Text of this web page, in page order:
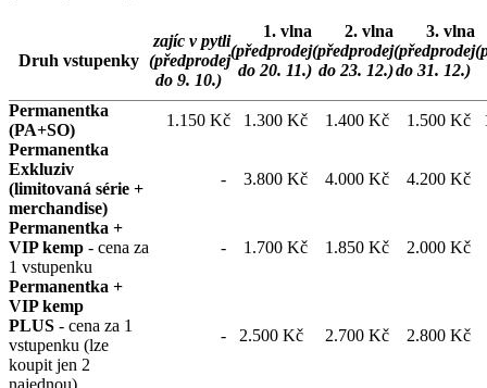
Druh vstupenky
zajíc v pytli
(předprodej
do 9. 10.)
1. vlna
(předprodej
do 20. 11.)
2. vlna
(předprodej
do 23. 12.)
3. vlna
(předprodej
do 31. 12.)
Permanentka
(PA+SO)
1.150 Kč 1.300 Kč 1.400 Kč 1.500 Kč
Permanentka
Exkluziv
(limitovaná série +
merchandise)
- 3.800 Kč 4.000 Kč 4.200 Kč
Permanentka +
VIP kemp - cena za
1 vstupenku
- 1.700 Kč 1.850 Kč 2.000 Kč
Permanentka +
VIP kemp
PLUS - cena za 1
vstupenku (lze
koupit jen 2
najednou)
- 2.500 Kč 2.700 Kč 2.800 Kč